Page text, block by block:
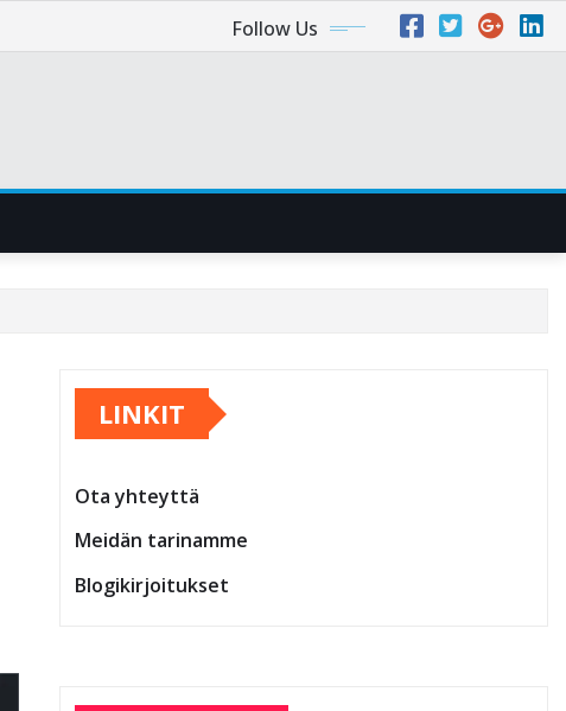
Follow Us
LINKIT
Ota yhteyttä
Meidän tarinamme
Blogikirjoitukset